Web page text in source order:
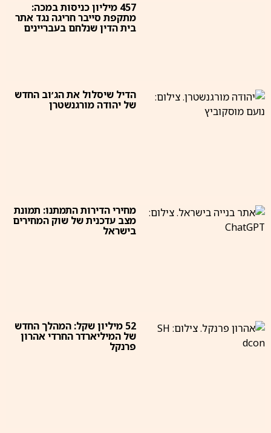
457 מיליון כניסות במכה:
מתקפת סייבר חריגה נגד אתר
בית הדין שנלחם בעבריינים
הדיל שיסלול את הג׳וב החדש
של יהודה מורגנשטרן
מחירי הדירות התמתנו: תמונת
מצב עדכנית של שוק המחירים
בישראל
52 מיליון שקל: המהלך החדש
של המיליארדר החרדי אהרון
פרנקל